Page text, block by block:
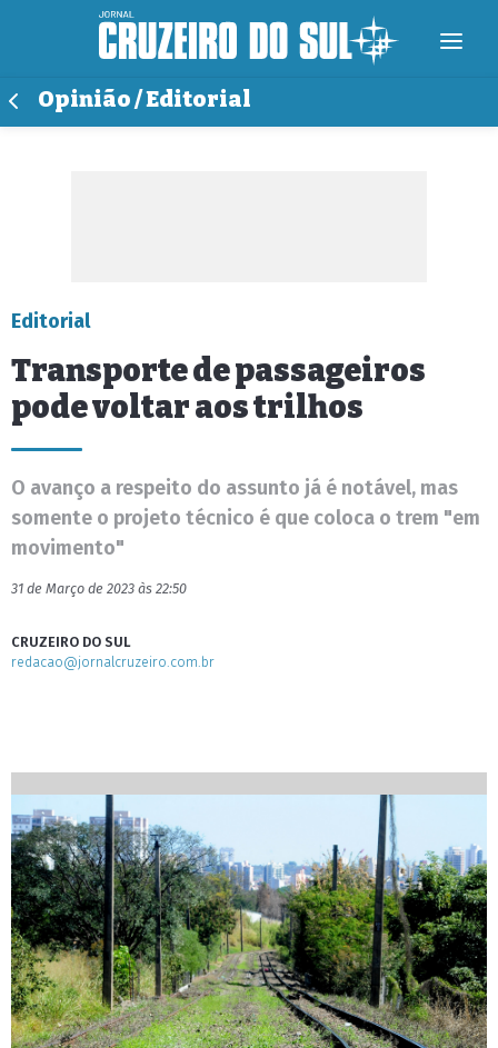
Opinião / Editorial
Editorial
Transporte de passageiros
pode voltar aos trilhos
O avanço a respeito do assunto já é notável, mas
somente o projeto técnico é que coloca o trem "em
movimento"
31 de Março de 2023 às 22:50
CRUZEIRO DO SUL
redacao@jornalcruzeiro.com.br